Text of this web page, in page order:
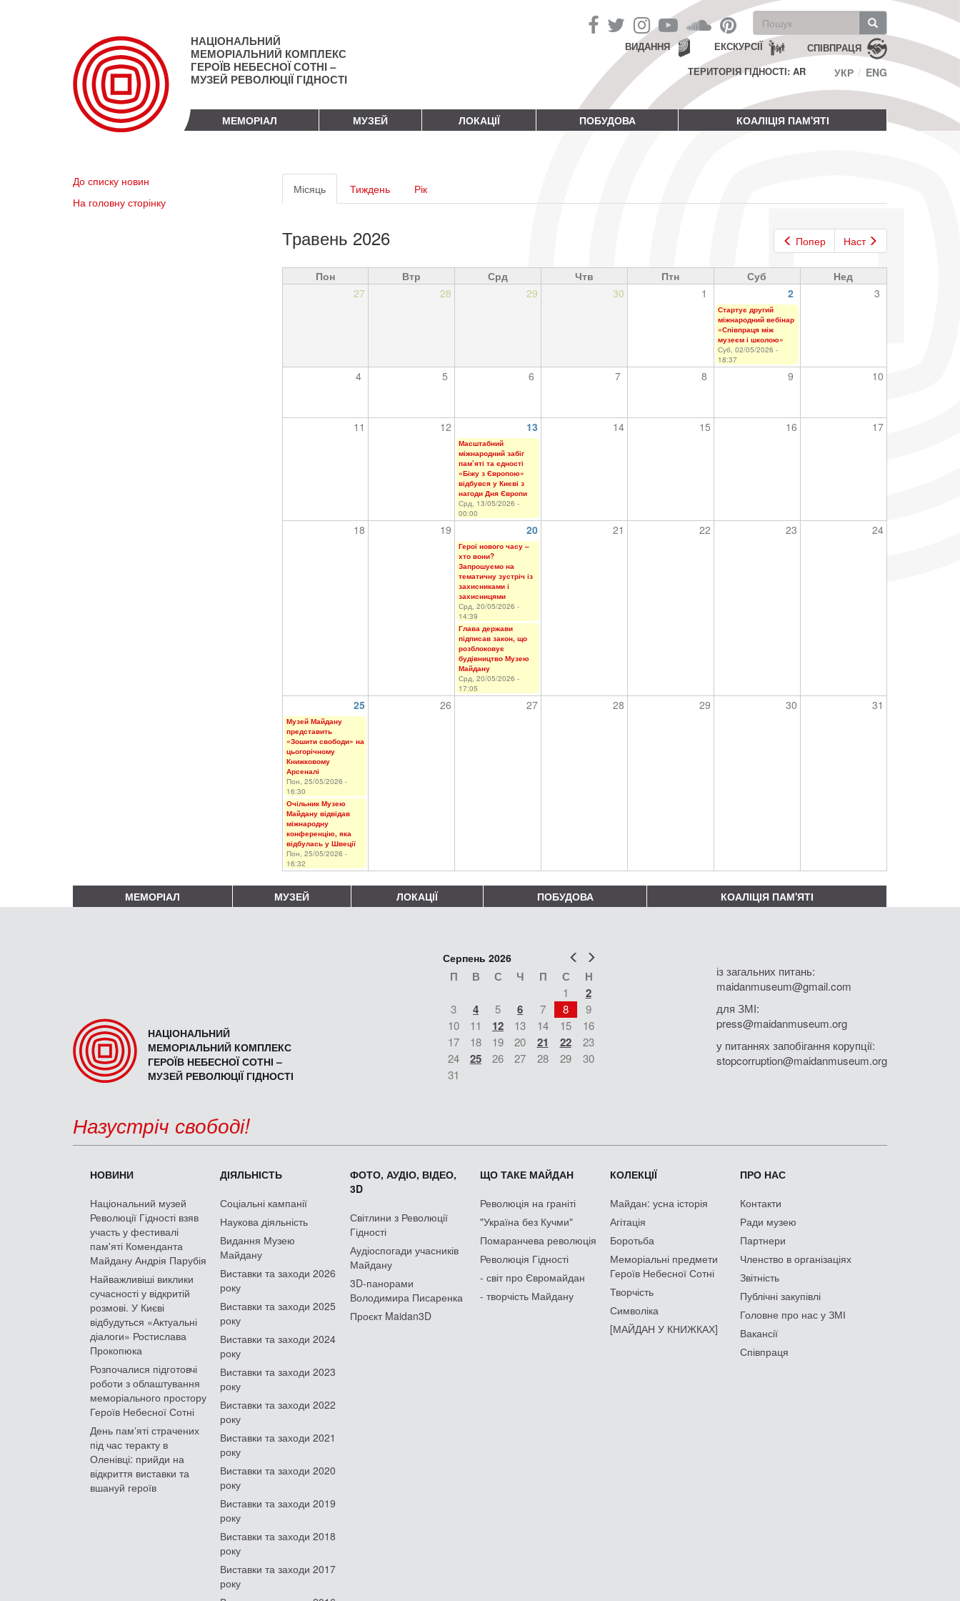
НАЦІОНАЛЬНИЙ
МЕМОРІАЛЬНИЙ КОМПЛЕКС
ГЕРОЇВ НЕБЕСНОЇ СОТНІ –
МУЗЕЙ РЕВОЛЮЦІЇ ГІДНОСТІ
Пошукова
форма
Пошук СПІВПРАЦЯ
ЕКСКУРСІЇ
ВИДАННЯ
ТЕРИТОРІЯ ГІДНОСТІ: AR
УКР ENG
МЕМОРІАЛ МУЗЕЙ ЛОКАЦІЇ ПОБУДОВА КОАЛІЦІЯ ПАМ'ЯТІ
До списку новин
На головну сторінку
Первинні
вкладки
Місяць(активна
вкладка)
Тиждень Рік
Попер Наст
Травень 2026
Пон Втр Срд Чтв Птн Суб
Нед
27
28 29 30 1 2 3
Стартує другий
міжнародний вебінар
«Співпраця між
музеєм і школою»
Суб, 02/05/2026 -
18:37
4 5 6 7 8 9 10
11 12 13 14 15 16 17
Масштабний
міжнародний забіг
пам’яті та єдності
«Біжу з Європою»
відбувся у Києві з
нагоди Дня Європи
Срд, 13/05/2026 -
00:00
18 19 20 21 22 23 24
Герої нового часу –
хто вони?
Запрошуємо на
тематичну зустріч із
захисниками і
захисницями
Срд, 20/05/2026 -
14:39
Глава держави
підписав закон, що
розблоковує
будівництво Музею
Майдану
Срд, 20/05/2026 -
17:05
25 26 27 28 29 30 31
Музей Майдану
представить
«Зошити свободи» на
цьогорічному
Книжковому
Арсеналі
Пон, 25/05/2026 -
16:30
Очільник Музею
Майдану відвідав
міжнародну
конференцію, яка
відбулась у Швеції
Пон, 25/05/2026 -
16:32
МЕМОРІАЛ МУЗЕЙ ЛОКАЦІЇ ПОБУДОВА КОАЛІЦІЯ ПАМ'ЯТІ
НАЦІОНАЛЬНИЙ
МЕМОРІАЛЬНИЙ КОМПЛЕКС
ГЕРОЇВ НЕБЕСНОЇ СОТНІ –
МУЗЕЙ РЕВОЛЮЦІЇ ГІДНОСТІ
Попер
Серпень 2026
П В С Ч П С Н
1 2
3 4 5 6 7 8
9
10
11 12 13 14 15
16
17
18 19 20 21 22
23
24
25 26 27 28 29
30
31
із загальних питань:
maidanmuseum@gmail.com
для ЗМІ:
press@maidanmuseum.org
у питаннях запобігання корупції:
stopcorruption@maidanmuseum.org
Назустріч свободі!
НОВИНИ
Національний музей
Революції Гідності взяв
участь у фестивалі
пам'яті Коменданта
Майдану Андрія Парубія
Найважливіші виклики
сучасності у відкритій
розмові. У Києві
відбудуться «Актуальні
діалоги» Ростислава
Прокопюка
Розпочалися підготовчі
роботи з облаштування
меморіального простору
Героїв Небесної Сотні
День памʼяті страчених
під час теракту в
Оленівці: прийди на
відкриття виставки та
вшануй героїв
ДІЯЛЬНІСТЬ
Соціальні кампанії
Наукова діяльність
Видання Музею
Майдану
Виставки та заходи 2026
року
Виставки та заходи 2025
року
Виставки та заходи 2024
року
Виставки та заходи 2023
року
Виставки та заходи 2022
року
Виставки та заходи 2021
року
Виставки та заходи 2020
року
Виставки та заходи 2019
року
Виставки та заходи 2018
року
Виставки та заходи 2017
року
ФОТО, АУДІО, ВІДЕО,
3D
Світлини з Революції
Гідності
Аудіоспогади учасників
Майдану
3D-панорами
Володимира Писаренка
Проєкт Maidan3D
ЩО ТАКЕ МАЙДАН
Революція на граніті
"Україна без Кучми"
Помаранчева революція
Революція Гідності
- світ про Євромайдан
- творчість Майдану
КОЛЕКЦІЇ
Майдан: усна історія
Агітація
Боротьба
Меморіальні предмети
Героїв Небесної Сотні
Творчість
Символіка
[МАЙДАН У КНИЖКАХ]
ПРО НАС
Контакти
Ради музею
Партнери
Членство в організаціях
Звітність
Публічні закупівлі
Головне про нас у ЗМІ
Вакансії
Співпраця